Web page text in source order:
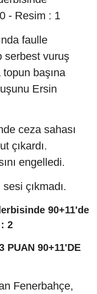
faulle
serbest vuruş
topun başına
Ersin
ceza sahası
çıkardı.
engelledi.
çıkmadı.
PUAN 90+11'DE
Fenerbahçe,